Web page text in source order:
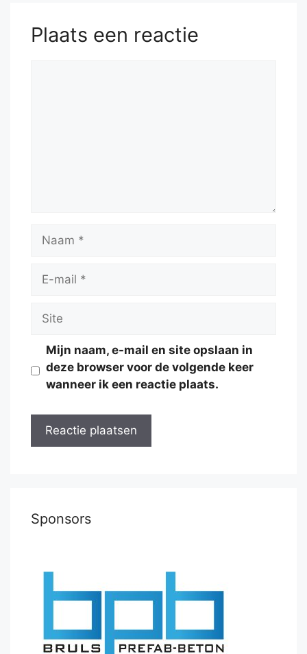
Plaats een reactie
Naam
Site
Mijn naam, e-mail en site opslaan in
deze browser voor de volgende keer
wanneer ik een reactie plaats.
Sponsors